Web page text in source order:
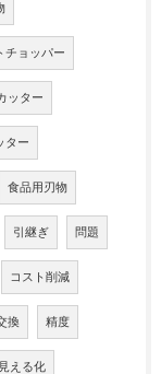
チョッパー
ッター
ター
食品用刃物
引継ぎ 問題
コスト削減
換 精度
見える化